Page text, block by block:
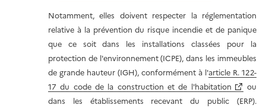
Notamment, elles doivent respecter la réglementation
relative à la prévention du risque incendie et de panique
que ce soit dans les installations classées pour la
protection de l'environnement (ICPE), dans les immeubles
de grande hauteur (IGH), conformément à l'article R. 122-
17 du code de la construction et de l'habitation
ou
dans les établissements recevant du public (ERP).